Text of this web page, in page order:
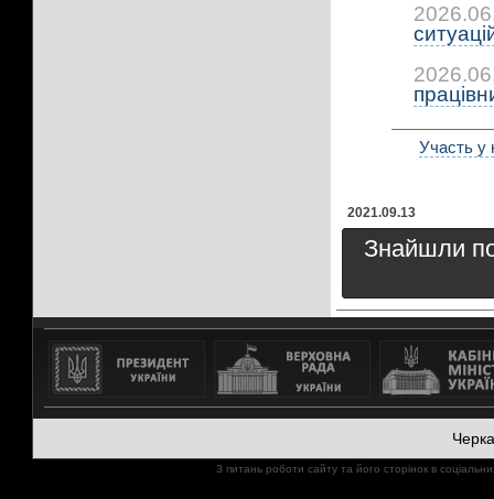
2021.09.13
Участь у
Знайшли
З питань роботи сайту та його сторінок в